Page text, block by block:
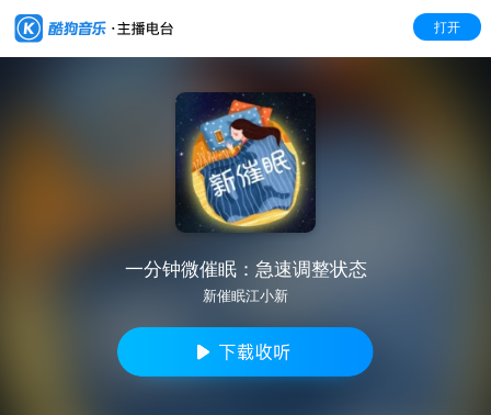
打开
一分钟微催眠：急速调整状态
新催眠江小新